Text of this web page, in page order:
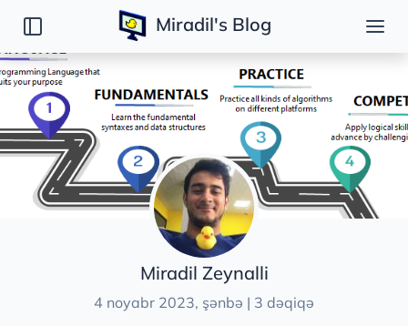
Miradil's Blog
Yazılar
Açıq qaynaqlı proyektlər
Ümumi mövzular
Proqramlaşdırmaya necə başladım?
Necə iki saat ərzində işə qəbul oldum
Miradil Zeynalli
4 noyabr 2023, şənbə | 3 dəqiqə